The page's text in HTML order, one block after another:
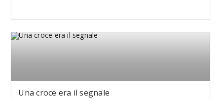
Una croce era il segnale